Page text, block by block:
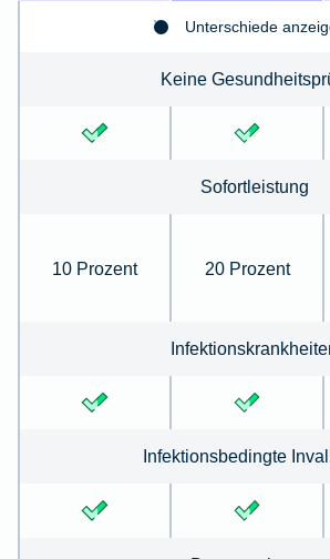
Unterschiede
Keine
Sofortleistung
10 Prozent 20 Prozent
Infektions­be­dingte